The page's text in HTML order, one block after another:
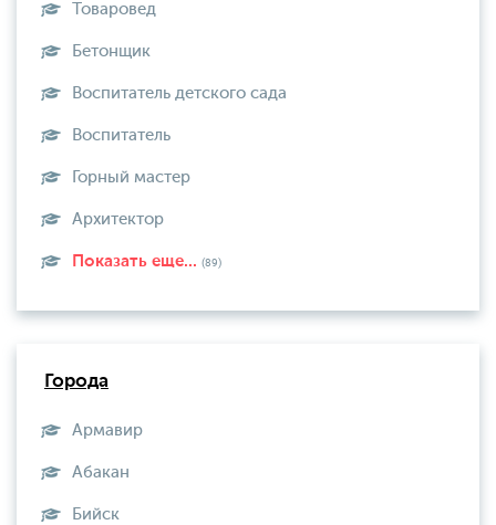
Товаровед
Бетонщик
Воспитатель детского сада
Воспитатель
Горный мастер
Архитектор
Показать еще... (89)
Города
Армавир
Абакан
Бийск